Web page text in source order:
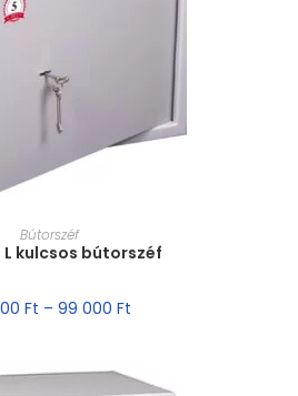
VÁLASZTÁSA
Bútorszéf
L kulcsos bútorszéf
Ft – 99 000 Ft